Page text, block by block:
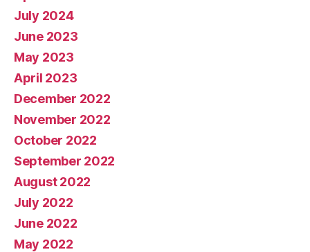
July 2024
June 2023
May 2023
April 2023
December 2022
November 2022
October 2022
September 2022
August 2022
July 2022
June 2022
May 2022